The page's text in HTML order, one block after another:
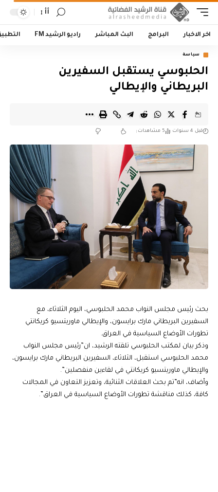
أأ
اخر الاخبار البرامج البث المباشر راديو الرشيد FM
سياسة
الحلبوسي يستقبل السفيرين
البريطاني والإيطالي
قبل 4 سنوات 5 مشاهدات
بحث رئيس مجلس النواب محمد الحلبوسي، اليوم الثلاثاء، مع
السفيرين البريطاني مارك برايسون، والإيطالي ماوريتسيو كريكانتي
تطورات الأوضاع السياسية في العراق.
وذكر بيان لمكتب الحلبوسي تلقته الرشيد، ان”رئيس مجلس النواب
محمد الحلبوسي استقبل، الثلاثاء، السفيرين البريطاني مارك برايسون،
والإيطالي ماوريتسيو كريكانتي في لقاءين منفصلين”.
وأضاف، انه”تم بحث العلاقات الثنائية، وتعزيز التعاون في المجالات
كافة، كذلك مناقشة تطورات الأوضاع السياسية في العراق”.